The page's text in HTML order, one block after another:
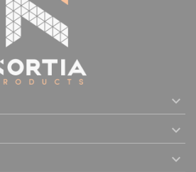


